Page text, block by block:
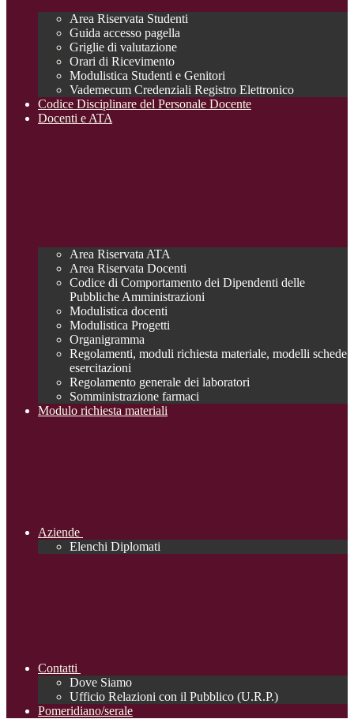
Area Riservata Studenti
Guida accesso pagella
Griglie di valutazione
Orari di Ricevimento
Modulistica Studenti e Genitori
Vademecum Credenziali Registro Elettronico
Codice Disciplinare del Personale Docente
Docenti e ATA
Area Riservata ATA
Area Riservata Docenti
Codice di Comportamento dei Dipendenti delle
Pubbliche Amministrazioni
Modulistica docenti
Modulistica Progetti
Organigramma
Regolamenti, moduli richiesta materiale, modelli schede
esercitazioni
Regolamento generale dei laboratori
Somministrazione farmaci
Modulo richiesta materiali
Aziende
Elenchi Diplomati
Contatti
Dove Siamo
Ufficio Relazioni con il Pubblico (U.R.P.)
Pomeridiano/serale